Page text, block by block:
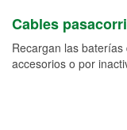
Cables
Recargan las
accesorios o por